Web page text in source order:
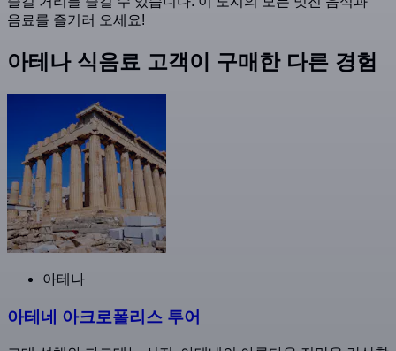
음료를 즐기러 오세요!
아테나 식음료 고객이 구매한 다른 경험
아테나
아테네 아크로폴리스 투어